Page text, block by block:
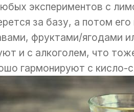
экспериментов с
за базу, а потом
фруктами/ягодами
и с алкоголем, что
гармонируют с кисло-